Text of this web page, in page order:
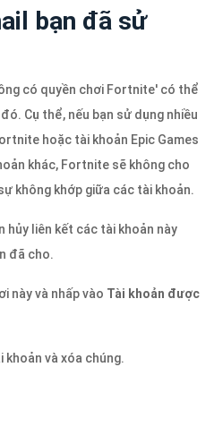
bạn đã sử
có quyền chơi Fortnite' có thể
Cụ thể, nếu bạn sử dụng nhiều
hoặc tài khoản Epic Games
khác, Fortnite sẽ không cho
không khớp giữa các tài khoản.
hủy liên kết các tài khoản này
đã cho.
này và nhấp vào Tài khoản được
và xóa chúng.